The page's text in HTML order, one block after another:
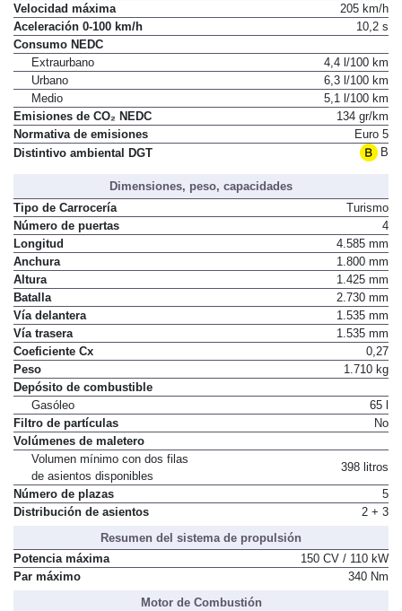
Velocidad máxima
205 km/h
Aceleración 0-100 km/h
10,2 s
Consumo NEDC
Extraurbano
4,4 l/100 km
Urbano
6,3 l/100 km
Medio
5,1 l/100 km
Emisiones de CO₂ NEDC
134 gr/km
Normativa de emisiones
Euro 5
Distintivo ambiental DGT
B
Dimensiones, peso, capacidades
Tipo de Carrocería
Turismo
Número de puertas
4
Longitud
4.585 mm
Anchura
1.800 mm
Altura
1.425 mm
Batalla
2.730 mm
Vía delantera
1.535 mm
Vía trasera
1.535 mm
Coeficiente Cx
0,27
Peso
1.710 kg
Depósito de combustible
Gasóleo
65 l
Filtro de partículas
No
Volúmenes de maletero
Volumen mínimo con dos filas
de asientos disponibles
398 litros
Número de plazas
5
Distribución de asientos
2 + 3
Resumen del sistema de propulsión
Potencia máxima
150 CV / 110 kW
Par máximo
340 Nm
Motor de Combustión